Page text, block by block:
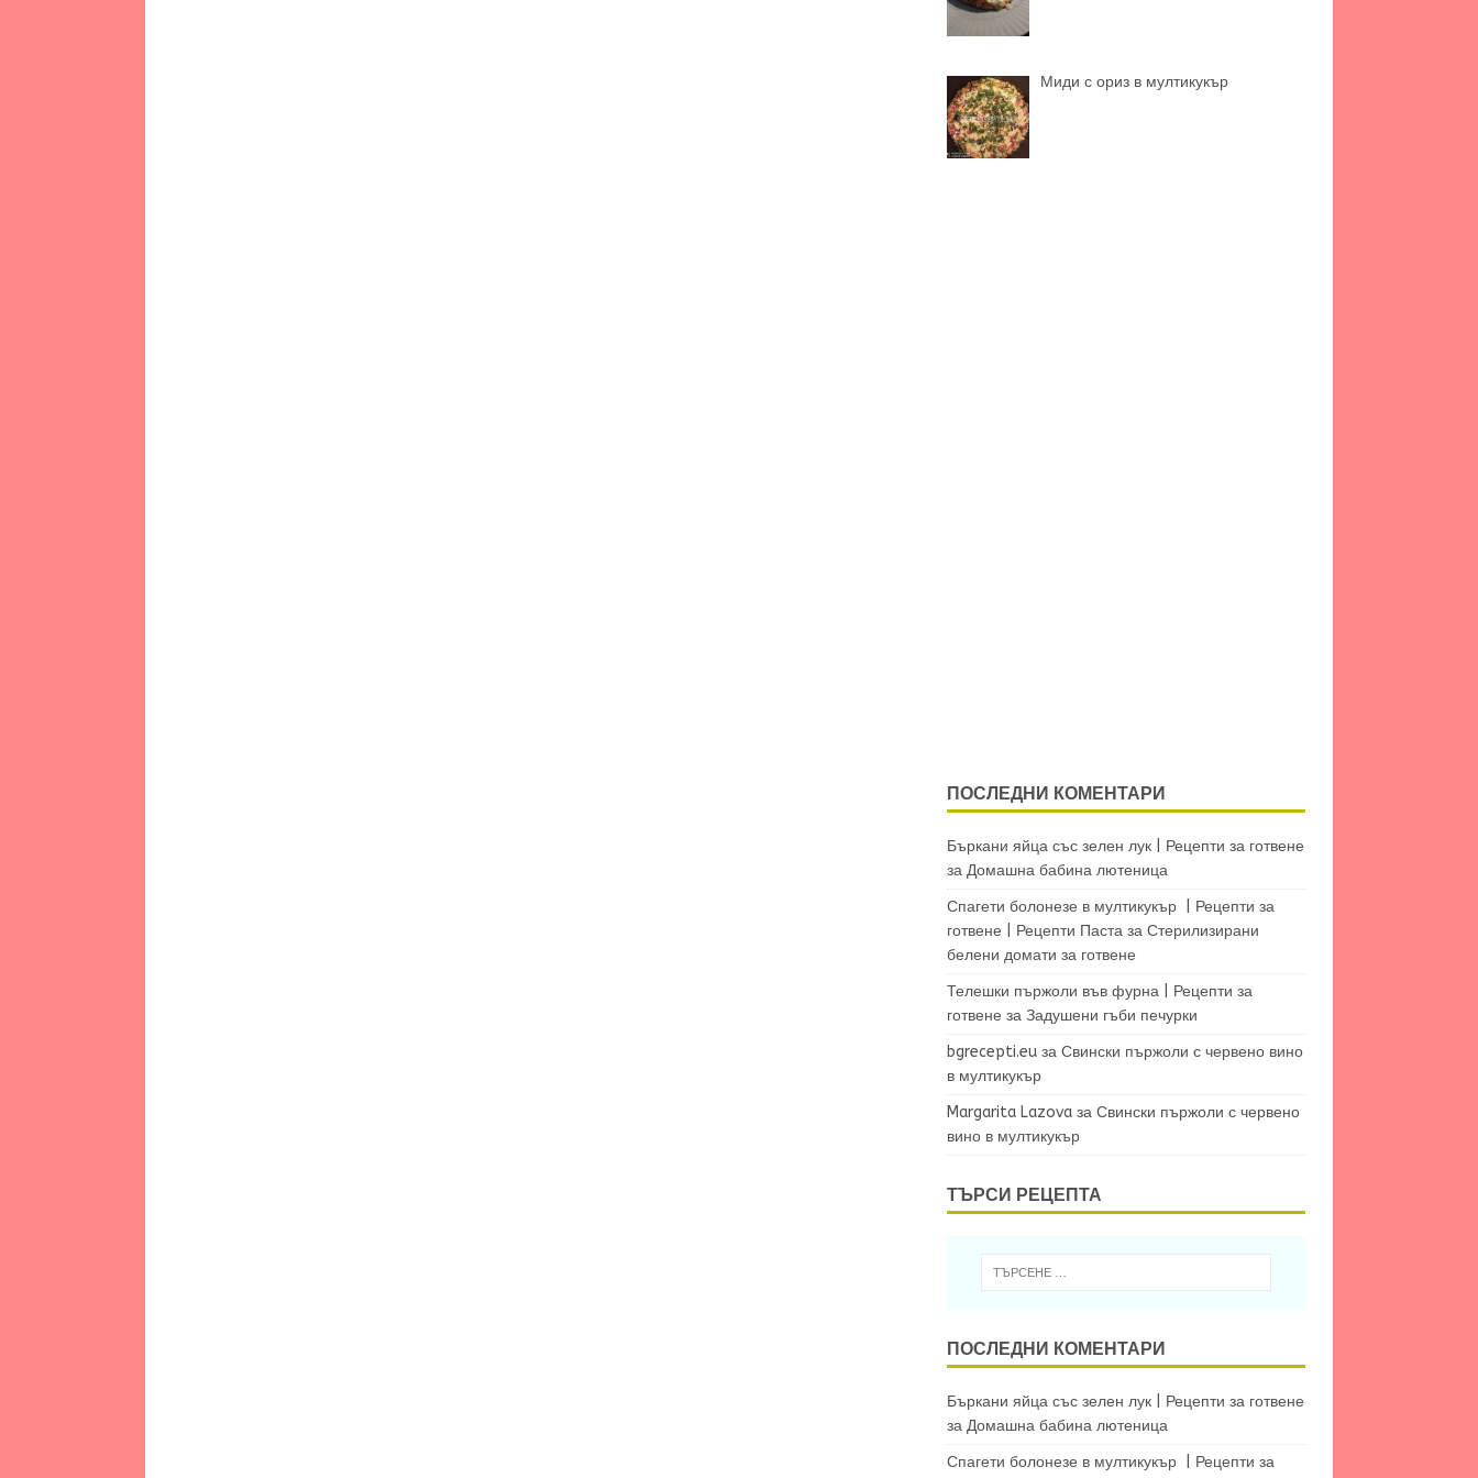
Миди с ориз в мултикукър
ПОСЛЕДНИ КОМЕНТАРИ
Бъркани яйца със зелен лук | Рецепти за готвене
за Домашна бабина лютеница
Спагети болонезе в мултикукър | Рецепти за
готвене | Рецепти Пастаза Стерилизирани
белени домати за готвене
Телешки пържоли във фурна | Рецепти за
готвене за Задушени гъби печурки
bgrecepti.euза Свински пържоли с червено вино
в мултикукър
Margarita Lazovaза Свински пържоли с червено
вино в мултикукър
ТЪРСИ РЕЦЕПТА
ПОСЛЕДНИ КОМЕНТАРИ
Бъркани яйца със зелен лук | Рецепти за готвене
за Домашна бабина лютеница
Спагети болонезе в мултикукър | Рецепти за